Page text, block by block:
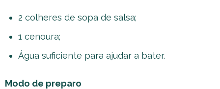
2 colheres de sopa de salsa;
1 cenoura;
Água suficiente para ajudar a bater.
Modo de preparo